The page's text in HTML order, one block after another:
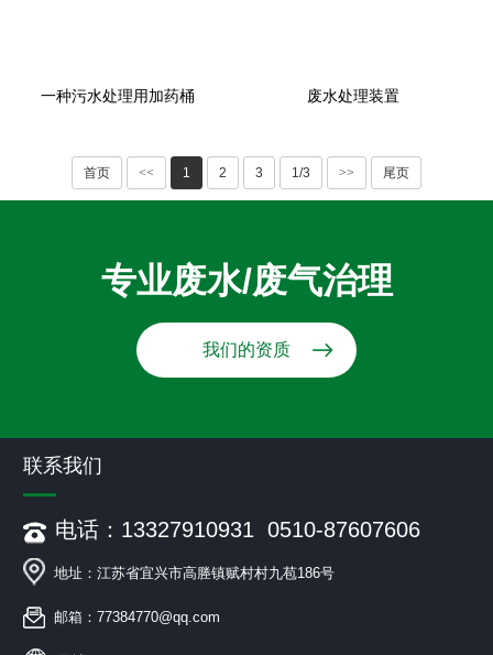
一种污水处理用加药桶 废水处理装置
首页 << 1 2 3 1/3 >> 尾页
专业废水/废气治理
我们的资质
联系我们
电话：13327910931 0510-87607606
地址：江苏省宜兴市高塍镇赋村村九苞186号
邮箱：77384770@qq.com